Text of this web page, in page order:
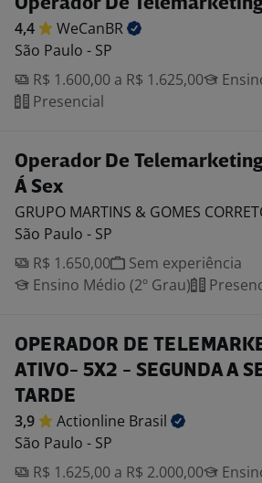
Operador De
4,4
WeCanBR
São Paulo - SP
R$ 1.600,00 a R$ 1.625,00
Presencial
Operador De
Á Sex
GRUPO MARTINS & GOMES
São Paulo - SP
R$ 1.650,00
Sem experiência
Ensino Médio (2º Grau)
OPERADOR DE
ATIVO- 5X2 - SEGUNDA A
TARDE
3,9 Actionline Brasil
São Paulo - SP
R$ 1.625,00 a R$ 2.000,00